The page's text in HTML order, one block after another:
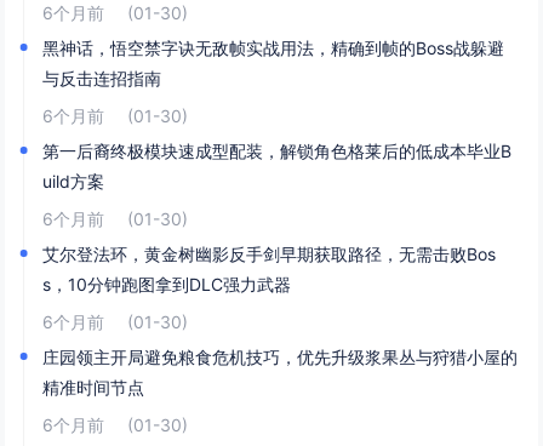
6个月前
(01-30)
黑神话，悟空禁字诀无敌帧实战用法，精确到帧的Boss战躲避
与反击连招指南
6个月前
(01-30)
第一后裔终极模块速成型配装，解锁角色格莱后的低成本毕业B
uild方案
6个月前
(01-30)
艾尔登法环，黄金树幽影反手剑早期获取路径，无需击败Bos
s，10分钟跑图拿到DLC强力武器
6个月前
(01-30)
庄园领主开局避免粮食危机技巧，优先升级浆果丛与狩猎小屋的
精准时间节点
6个月前
(01-30)